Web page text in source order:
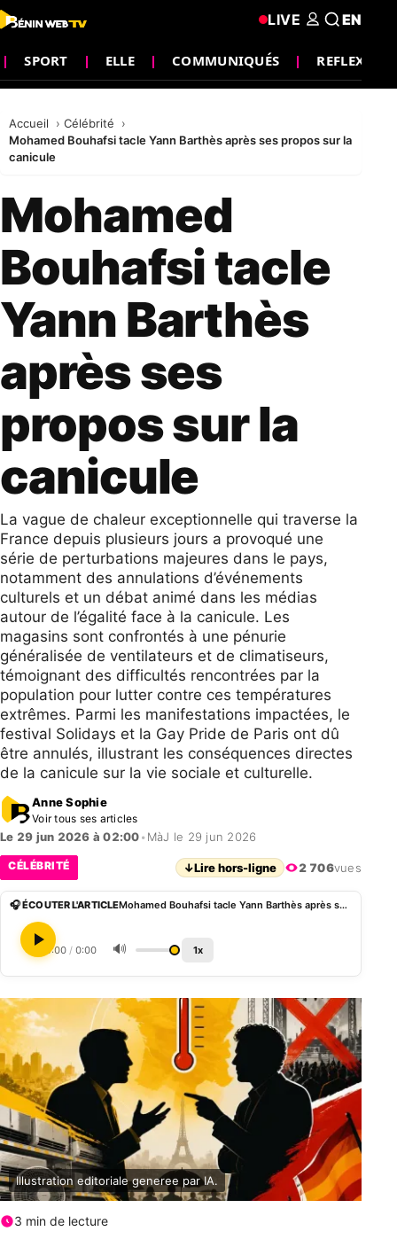
SPORT ELLE COMMUNIQUÉS REFLEXION
LIVE EN
Accueil
Célébrité
Mohamed Bouhafsi tacle Yann Barthès après ses propos sur la
canicule
Mohamed
Bouhafsi tacle
Yann Barthès
après ses
propos sur la
canicule
La vague de chaleur exceptionnelle qui traverse la
France depuis plusieurs jours a provoqué une
série de perturbations majeures dans le pays,
notamment des annulations d’événements
culturels et un débat animé dans les médias
autour de l’égalité face à la canicule. Les
magasins sont confrontés à une pénurie
généralisée de ventilateurs et de climatiseurs,
témoignant des difficultés rencontrées par la
population pour lutter contre ces températures
extrêmes. Parmi les manifestations impactées, le
festival Solidays et la Gay Pride de Paris ont dû
être annulés, illustrant les conséquences directes
de la canicule sur la vie sociale et culturelle.
Anne Sophie
Voir tous ses articles
Le 29 jun 2026 à 02:00• MàJ le 29 jun 2026
CÉLÉBRITÉ ↓Lire hors-ligne 2 706vues
🎧 ÉCOUTER L'ARTICLE Mohamed Bouhafsi tacle Yann Barthès après ses propos sur la canicule
0:00 / 0:00 🔊 1x
Illustration editoriale generee par IA.
3 min de lecture